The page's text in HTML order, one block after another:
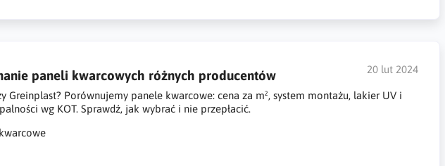
20 lut 2024
paneli kwarcowych różnych producentów
Greinplast? Porównujemy panele kwarcowe: cena za m², system montażu, lakier UV i
wg KOT. Sprawdź, jak wybrać i nie przepłacić.